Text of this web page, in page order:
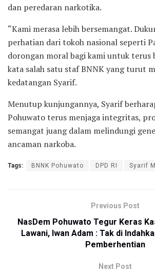
dan peredaran narkotika.
“Kami merasa lebih bersemangat.
perhatian dari tokoh nasional seperti
dorongan moral bagi kami untuk terus
kata salah satu staf BNNK yang turut
kedatangan Syarif.
Menutup kunjungannya, Syarif
Pohuwato terus menjaga integritas,
semangat juang dalam melindungi
ancaman narkoba.
Tags: BNNK Pohuwato DPD RI Syarif
Previous Post
NasDem Pohuwato Tegur Keras
Lawani, Iwan Adam : Tak di
Pemberhentian
Next Post